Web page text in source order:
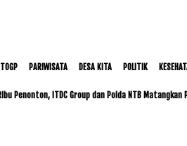
PARIWISATA DESA KITA POLITIK
Penonton, ITDC Group dan Polda NTB